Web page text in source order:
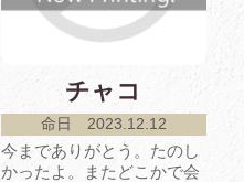
チャコ
命日 2023.12.12
今までありがとう。たのし
かったよ。またどこかで会